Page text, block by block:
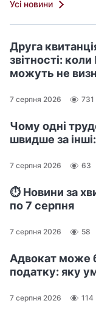
Усі новини
Друга
звітності:
можуть не
7 серпня 2026 731
Чому одні
швидше за
7 серпня 2026 63
⏱️ Новини за
по 7 серпня
7 серпня 2026 58
Адвокат може
податку: яку
7 серпня 2026 114